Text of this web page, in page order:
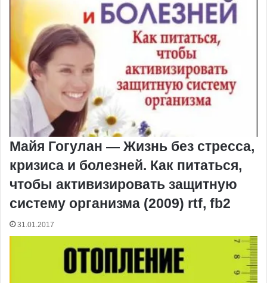
Майя Гогулан — Жизнь без стресса,
кризиса и болезней. Как питаться,
чтобы активизировать защитную
систему организма (2009) rtf, fb2
31.01.2017